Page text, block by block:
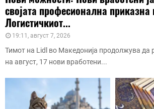
својата професионална приказна
Логистичкиот...
19:11, август 7, 2026
Тимот на Lidl во Македонија продолжува да
на август, 17 нови вработени...